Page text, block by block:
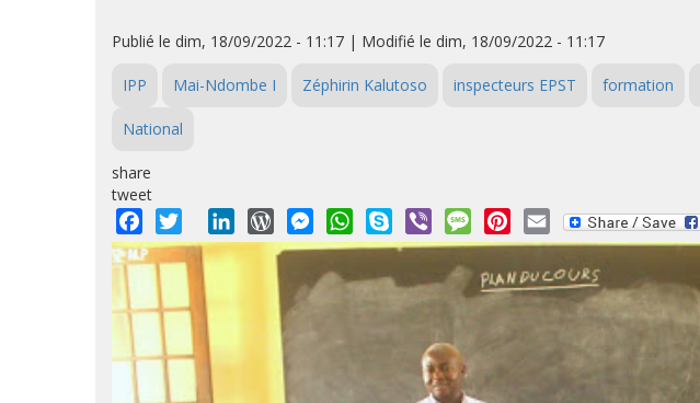
Publié le dim, 18/09/2022 - 11:17 | Modifié le dim, 18/09/2022 - 11:17
IPP Mai-Ndombe I Zéphirin Kalutoso inspecteurs EPST formation
National
share
tweet
Facebook
Twitter LinkedInWordPressMessengerWhatsApp
Skype Viber MessagePinterest
Email